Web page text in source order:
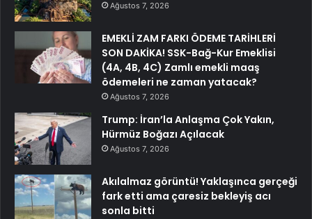
Ağustos 7, 2026
EMEKLİ ZAM FARKI ÖDEME TARİHLERİ
SON DAKİKA! SSK-Bağ-Kur Emeklisi
(4A, 4B, 4C) Zamlı emekli maaş
ödemeleri ne zaman yatacak?
Ağustos 7, 2026
Trump: İran’la Anlaşma Çok Yakın,
Hürmüz Boğazı Açılacak
Ağustos 7, 2026
Akılalmaz görüntü! Yaklaşınca gerçeği
fark etti ama çaresiz bekleyiş acı
sonla bitti